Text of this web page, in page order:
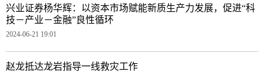
兴业证券杨华辉：以资本市场赋能新质生产力发展，促进“科
技－产业－金融”良性循环
2024-06-21 19:01
赵龙抵达龙岩指导一线救灾工作